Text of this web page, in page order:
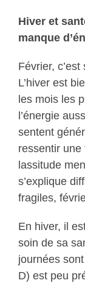
Hiver et
manque
Février,
L’hiver est
les mois les
l’énergie
sentent
ressentir
lassitude
s’explique
fragiles,
En hiver, il
soin de sa
journées
D) est peu